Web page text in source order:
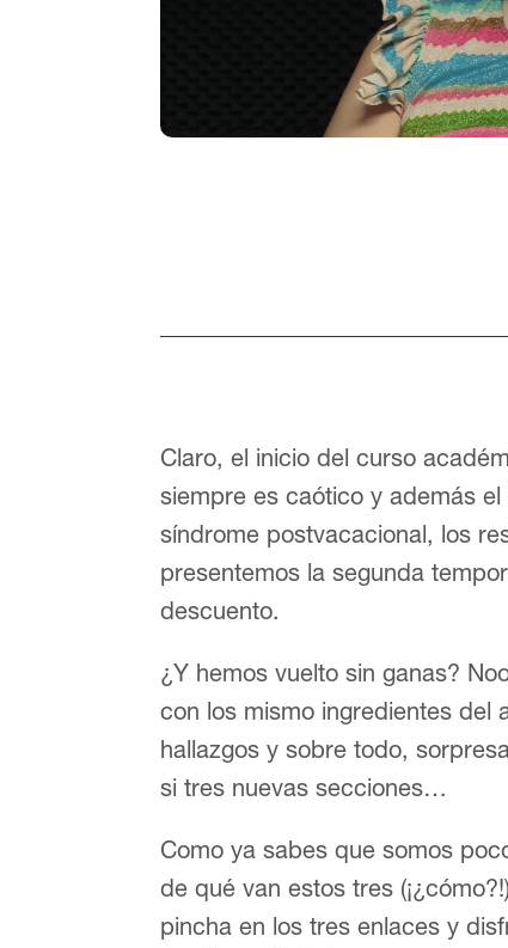
Claro, el inicio del curso
siempre es caótico y además
síndrome postvacacional, los
presentemos la segunda
descuento.
¿Y hemos vuelto sin ganas?
con los mismo ingredientes del
hallazgos y sobre todo,
si tres nuevas secciones…
Como ya sabes que somos
de qué van estos tres
pincha en los tres enlaces y